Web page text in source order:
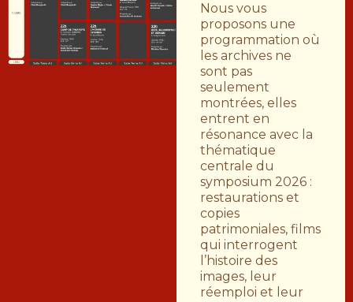
Nous vous
proposons une
programmation où
les archives ne
sont pas
seulement
montrées, elles
entrent en
résonance avec la
thématique
centrale du
symposium 2026 :
restaurations et
copies
patrimoniales, films
qui interrogent
l’histoire des
images, leur
réemploi et leur